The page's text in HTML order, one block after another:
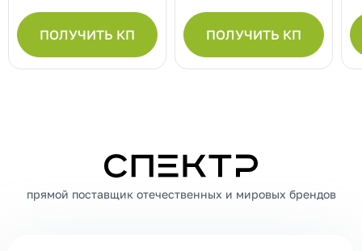
ПОЛУЧИТЬ КП ПОЛУЧИТЬ КП
СПЕКТР
прямой поставщик отечественных и мировых брендов